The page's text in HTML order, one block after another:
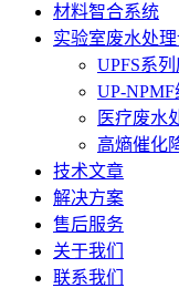
材料智合系统
实验室废水处
UPFS系
UP-
医疗废水
高熵催化
技术文章
解决方案
售后服务
关于我们
联系我们